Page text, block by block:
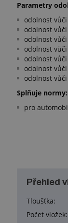
​Parametry
odolnost
odolnost
odolnost
odolnost
odolnost
odolnost
odolnost
Splňuje normy:
pro
Přehled
Tloušťka:
Počet vložek: